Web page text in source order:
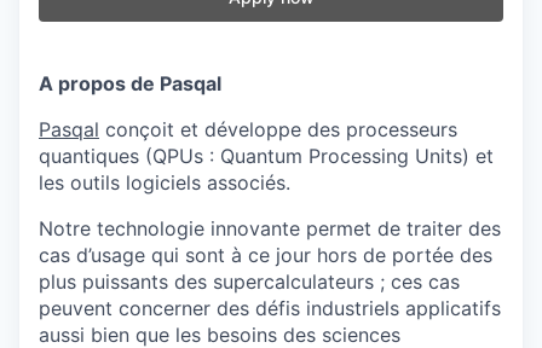
A propos de Pasqal
Pasqal conçoit et développe des processeurs
quantiques (QPUs : Quantum Processing Units) et
les outils logiciels associés.
Notre technologie innovante permet de traiter des
cas d’usage qui sont à ce jour hors de portée des
plus puissants des supercalculateurs ; ces cas
peuvent concerner des défis industriels applicatifs
aussi bien que les besoins des sciences